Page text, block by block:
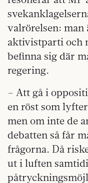
valrörelsen: man
aktivistparti och
befinna sig där
regering.
– Att gå i
en röst som
men om inte de
debatten så får
frågorna. Då
ut i luften